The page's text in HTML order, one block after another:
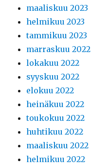
maaliskuu 2023
helmikuu 2023
tammikuu 2023
marraskuu 2022
lokakuu 2022
syyskuu 2022
elokuu 2022
heinäkuu 2022
toukokuu 2022
huhtikuu 2022
maaliskuu 2022
helmikuu 2022